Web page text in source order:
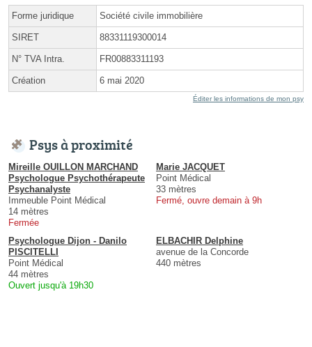
Forme juridique Société civile immobilière
SIRET 88331119300014
N° TVA Intra. FR00883311193
Création 6 mai 2020
Éditer les informations de mon psy
Psys à proximité
Mireille OUILLON MARCHAND
Psychologue Psychothérapeute
Psychanalyste
Immeuble Point Médical
14 mètres
Fermée
Marie JACQUET
Point Médical
33 mètres
Fermé, ouvre demain à 9h
Psychologue Dijon - Danilo
PISCITELLI
Point Médical
44 mètres
Ouvert jusqu'à 19h30
ELBACHIR Delphine
avenue de la Concorde
440 mètres